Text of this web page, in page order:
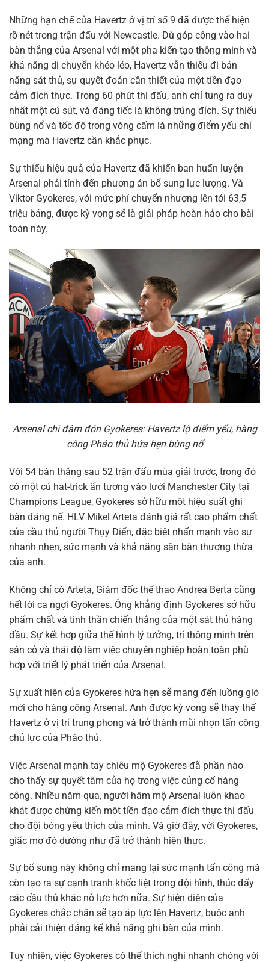
Những hạn chế của Havertz ở vị trí số 9 đã được thể hiện
rõ nét trong trận đấu với Newcastle. Dù góp công vào hai
bàn thắng của Arsenal với một pha kiến tạo thông minh và
khả năng di chuyển khéo léo, Havertz vẫn thiếu đi bản
năng sát thủ, sự quyết đoán cần thiết của một tiền đạo
cắm đích thực. Trong 60 phút thi đấu, anh chỉ tung ra duy
nhất một cú sút, và đáng tiếc là không trúng đích. Sự thiếu
bùng nổ và tốc độ trong vòng cấm là những điểm yếu chí
mạng mà Havertz cần khắc phục.
Sự thiếu hiệu quả của Havertz đã khiến ban huấn luyện
Arsenal phải tính đến phương án bổ sung lực lượng. Và
Viktor Gyokeres, với mức phí chuyển nhượng lên tới 63,5
triệu bảng, được kỳ vọng sẽ là giải pháp hoàn hảo cho bài
toán này.
Arsenal chi đậm đón Gyokeres: Havertz lộ điểm yếu, hàng
công Pháo thủ hứa hẹn bùng nổ
Với 54 bàn thắng sau 52 trận đấu mùa giải trước, trong đó
có một cú hat-trick ấn tượng vào lưới Manchester City tại
Champions League, Gyokeres sở hữu một hiệu suất ghi
bàn đáng nể. HLV Mikel Arteta đánh giá rất cao phẩm chất
của cầu thủ người Thụy Điển, đặc biệt nhấn mạnh vào sự
nhanh nhẹn, sức mạnh và khả năng săn bàn thượng thừa
của anh.
Không chỉ có Arteta, Giám đốc thể thao Andrea Berta cũng
hết lời ca ngợi Gyokeres. Ông khẳng định Gyokeres sở hữu
phẩm chất và tinh thần chiến thắng của một sát thủ hàng
đầu. Sự kết hợp giữa thể hình lý tưởng, trí thông minh trên
sân cỏ và thái độ làm việc chuyên nghiệp hoàn toàn phù
hợp với triết lý phát triển của Arsenal.
Sự xuất hiện của Gyokeres hứa hẹn sẽ mang đến luồng gió
mới cho hàng công Arsenal. Anh được kỳ vọng sẽ thay thế
Havertz ở vị trí trung phong và trở thành mũi nhọn tấn công
chủ lực của Pháo thủ.
Việc Arsenal mạnh tay chiêu mộ Gyokeres đã phần nào
cho thấy sự quyết tâm của họ trong việc củng cố hàng
công. Nhiều năm qua, người hâm mộ Arsenal luôn khao
khát được chứng kiến một tiền đạo cắm đích thực thi đấu
cho đội bóng yêu thích của mình. Và giờ đây, với Gyokeres,
giấc mơ đó dường như đã trở thành hiện thực.
Sự bổ sung này không chỉ mang lại sức mạnh tấn công mà
còn tạo ra sự cạnh tranh khốc liệt trong đội hình, thúc đẩy
các cầu thủ khác nỗ lực hơn nữa. Sự hiện diện của
Gyokeres chắc chắn sẽ tạo áp lực lên Havertz, buộc anh
phải cải thiện đáng kể khả năng ghi bàn của mình.
Tuy nhiên, việc Gyokeres có thể thích nghi nhanh chóng với